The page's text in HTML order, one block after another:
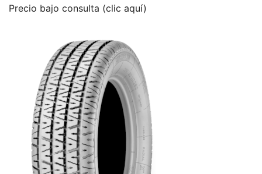
Precio bajo consulta (clic aquí)